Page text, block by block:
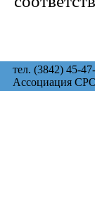
тел. (3842) 45-
Ассоциация